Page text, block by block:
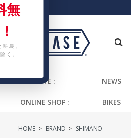
無
島、
く。
WEB SITE : NEWS
ONLINE SHOP : BIKES
BMX
HOME > BRAND > SHIMANO